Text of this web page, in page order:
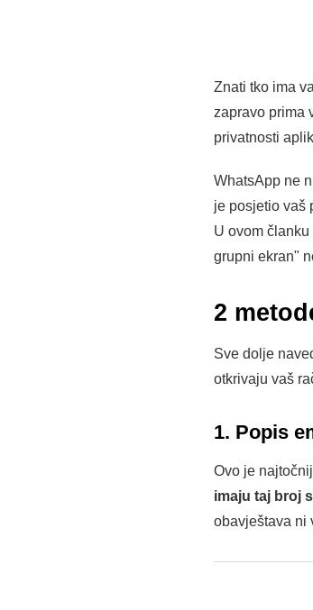
Znati tko ima
zapravo prima
privatnosti
WhatsApp ne
je posjetio vaš
U ovom
grupni ekran"
2
Sve dolje
otkrivaju vaš
1. Popis
Ovo je
imaju taj broj
obavještava ni